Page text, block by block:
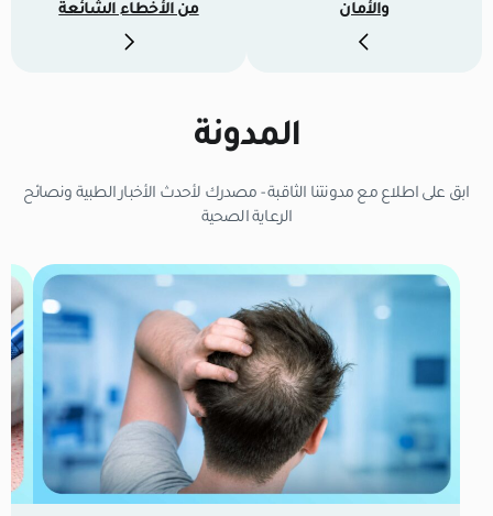
والأمان
من الأخطاء الشائعة
المدونة
ابق على اطلاع مع مدونتنا الثاقبة - مصدرك لأحدث الأخبار الطبية ونصائح
الرعاية الصحية